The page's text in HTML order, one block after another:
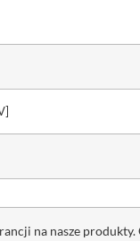
na nasze